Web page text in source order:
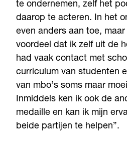
te ondernemen, zelf het
daarop te acteren. In het
even anders aan toe,
voordeel dat ik zelf uit de
had vaak contact met
curriculum van studenten
van mbo’s soms maar
Inmiddels ken ik ook de
medaille en kan ik mijn
beide partijen te helpen”.